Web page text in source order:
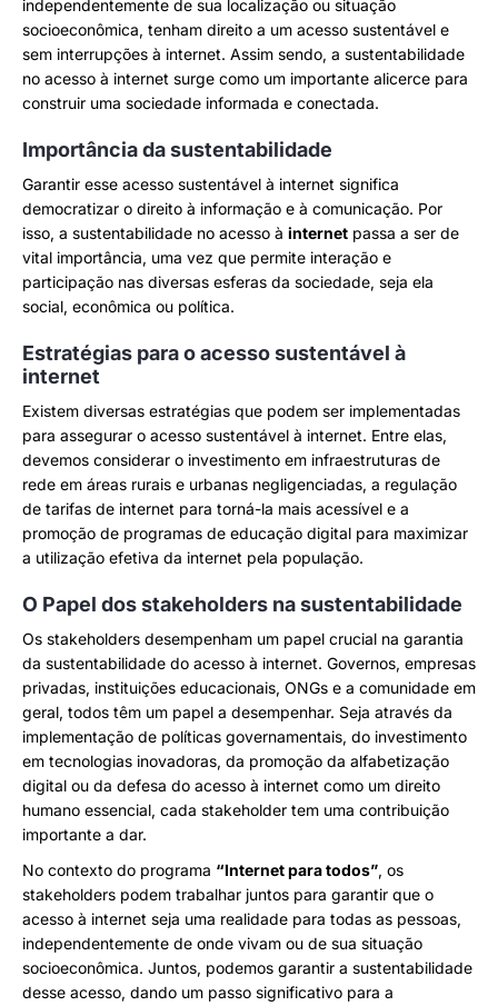
independentemente de sua localização ou situação
socioeconômica, tenham direito a um acesso sustentável e
sem interrupções à internet. Assim sendo, a sustentabilidade
no acesso à internet surge como um importante alicerce para
construir uma sociedade informada e conectada.
Importância da sustentabilidade
Garantir esse acesso sustentável à internet significa
democratizar o direito à informação e à comunicação. Por
isso, a sustentabilidade no acesso à internet passa a ser de
vital importância, uma vez que permite interação e
participação nas diversas esferas da sociedade, seja ela
social, econômica ou política.
Estratégias para o acesso sustentável à
internet
Existem diversas estratégias que podem ser implementadas
para assegurar o acesso sustentável à internet. Entre elas,
devemos considerar o investimento em infraestruturas de
rede em áreas rurais e urbanas negligenciadas, a regulação
de tarifas de internet para torná-la mais acessível e a
promoção de programas de educação digital para maximizar
a utilização efetiva da internet pela população.
O Papel dos stakeholders na sustentabilidade
Os stakeholders desempenham um papel crucial na garantia
da sustentabilidade do acesso à internet. Governos, empresas
privadas, instituições educacionais, ONGs e a comunidade em
geral, todos têm um papel a desempenhar. Seja através da
implementação de políticas governamentais, do investimento
em tecnologias inovadoras, da promoção da alfabetização
digital ou da defesa do acesso à internet como um direito
humano essencial, cada stakeholder tem uma contribuição
importante a dar.
No contexto do programa “Internet para todos”, os
stakeholders podem trabalhar juntos para garantir que o
acesso à internet seja uma realidade para todas as pessoas,
independentemente de onde vivam ou de sua situação
socioeconômica. Juntos, podemos garantir a sustentabilidade
desse acesso, dando um passo significativo para a